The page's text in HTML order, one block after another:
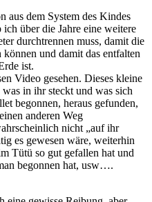
aus dem System des Kindes
ich über die Jahre eine weitere
durchtrennen muss, damit die
und damit das entfalten
ist.
Video gesehen. Dieses kleine
in ihr steckt und was sich
begonnen, heraus gefunden,
anderen Weg
nicht „auf ihr
es gewesen wäre, weiterhin
Tütü so gut gefallen hat und
begonnen hat, usw….